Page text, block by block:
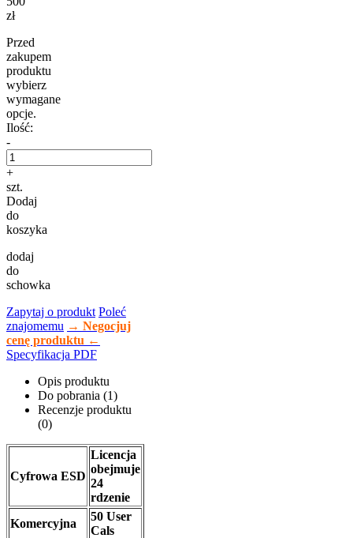
zł
Przed
zakupem
produktu
wybierz
wymagane
opcje.
Ilość:
-
+
szt.
Dodaj
do
koszyka
dodaj
do
schowka
Zapytaj o produkt Poleć
znajomemu → Negocjuj
cenę produktu ←
Specyfikacja PDF
Opis produktu
Do pobrania (1)
Recenzje produktu
(0)
Cyfrowa ESD
Licencja
obejmuje
24
rdzenie
Komercyjna
50 User
Cals